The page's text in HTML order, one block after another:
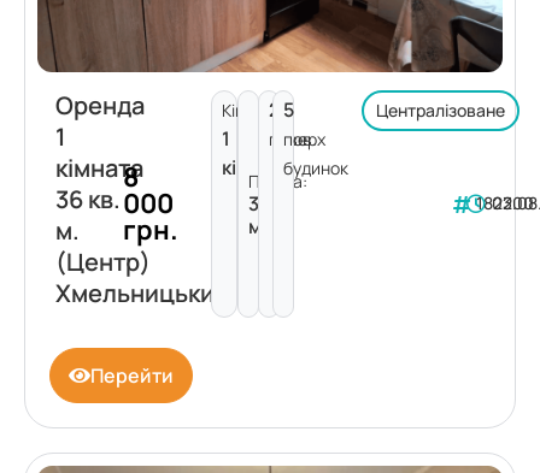
Оренда
1
кімната
36 кв.
м.
(Центр)
Хмельницький
8
000
грн.
Кімнат:
1
кімната
Площа:
36
м²
2
поверх
5
пов.
будинок
Централізоване
182200
Перейти